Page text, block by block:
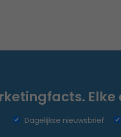
Elke
Dagelijkse nieuwsbrief